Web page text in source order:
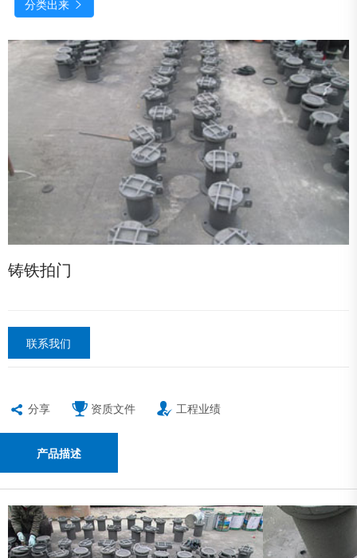
分类出来 
铸铁拍门
联系我们
分享 资质文件 工程业绩
产品描述